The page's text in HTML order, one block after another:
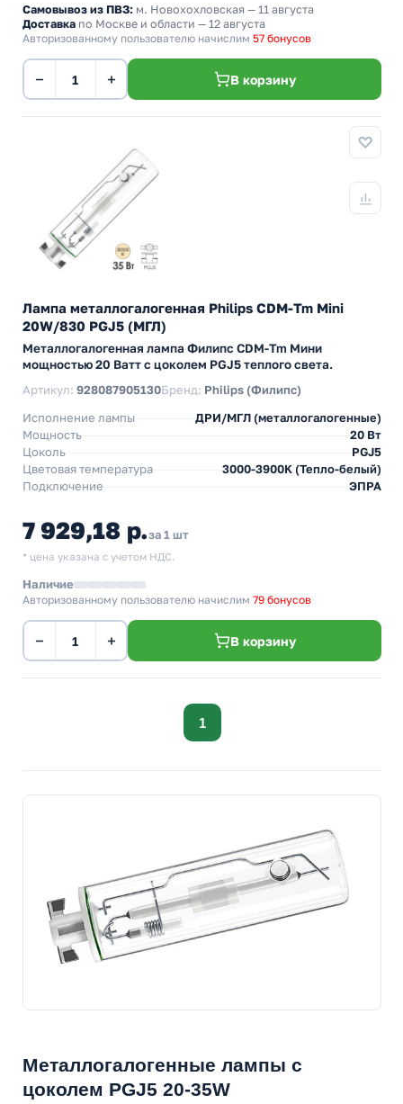
Самовывоз из ПВЗ: м. Новохохловская — 11 августа
Доставка по Москве и области — 12 августа
Авторизованному пользователю начислим 57 бонусов
− + В корзину
Лампа металлогалогенная Philips CDM-Tm Mini
20W/830 PGJ5 (МГЛ)
Металлогалогенная лампа Филипс CDM-Tm Мини
мощностью 20 Ватт с цоколем PGJ5 теплого света.
Артикул: 928087905130Бренд: Philips (Филипс)
Исполнение лампы
ДРИ/МГЛ (металлогалогенные)
Мощность
20 Вт
Цоколь
PGJ5
Цветовая температура
3000-3900K (Тепло-белый)
Подключение
ЭПРА
7 929,18 р.за 1 шт
* цена указана с учетом НДС.
Наличие
Авторизованному пользователю начислим 79 бонусов
− + В корзину
1
Металлогалогенные лампы с
цоколем PGJ5 20-35W